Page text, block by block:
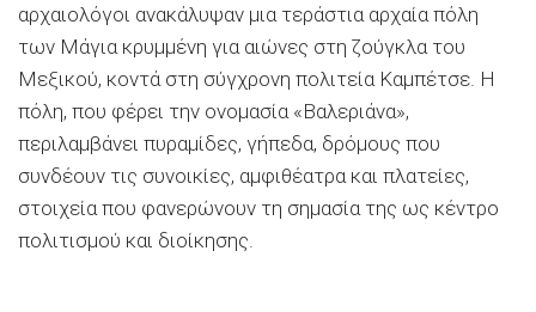
αρχαιολόγοι ανακάλυψαν μια τεράστια αρχαία πόλη
των Μάγια κρυμμένη για αιώνες στη ζούγκλα του
Μεξικού, κοντά στη σύγχρονη πολιτεία Καμπέτσε. Η
πόλη, που φέρει την ονομασία «Βαλεριάνα»,
περιλαμβάνει πυραμίδες, γήπεδα, δρόμους που
συνδέουν τις συνοικίες, αμφιθέατρα και πλατείες,
στοιχεία που φανερώνουν τη σημασία της ως κέντρο
πολιτισμού και διοίκησης.